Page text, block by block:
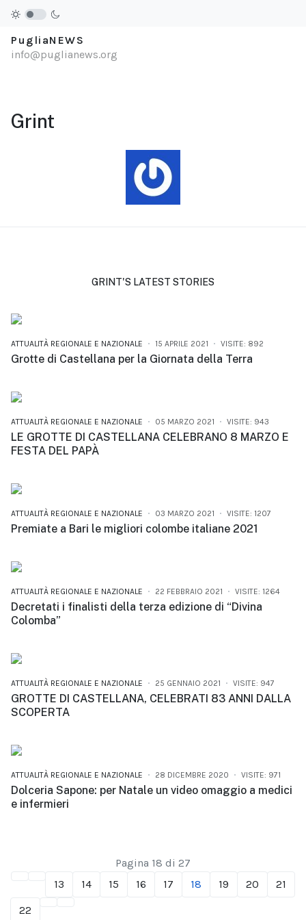
PugliaNEWS
info@puglianews.org
Grint
GRINT'S LATEST STORIES
ATTUALITÀ REGIONALE E NAZIONALE 15 APRILE 2021 VISITE: 892
Grotte di Castellana per la Giornata della Terra
ATTUALITÀ REGIONALE E NAZIONALE 05 MARZO 2021 VISITE: 943
LE GROTTE DI CASTELLANA CELEBRANO 8 MARZO E
FESTA DEL PAPÀ
ATTUALITÀ REGIONALE E NAZIONALE 03 MARZO 2021 VISITE: 1207
Premiate a Bari le migliori colombe italiane 2021
ATTUALITÀ REGIONALE E NAZIONALE 22 FEBBRAIO 2021 VISITE: 1264
Decretati i finalisti della terza edizione di “Divina
Colomba”
ATTUALITÀ REGIONALE E NAZIONALE 25 GENNAIO 2021 VISITE: 947
GROTTE DI CASTELLANA, CELEBRATI 83 ANNI DALLA
SCOPERTA
ATTUALITÀ REGIONALE E NAZIONALE 28 DICEMBRE 2020 VISITE: 971
Dolceria Sapone: per Natale un video omaggio a medici
e infermieri
13 14 15 16 17 18 19 20
21
22
Pagina 18 di 27